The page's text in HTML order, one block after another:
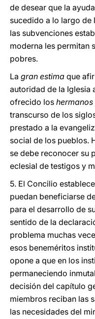
de desear que la
sucedido a lo largo de
las subvenciones
moderna les permitan
pobres.
La gran estima que
autoridad de la Iglesia
ofrecido los hermanos
transcurso de los
prestado a la
social de los pueblos.
se debe reconocer su
eclesial de testigos y
5. El Concilio
puedan beneficiarse
para el desarrollo de
sentido de la
problema muchas
esos beneméritos
opone a que en los
permaneciendo
decisión del capítulo
miembros reciban las
las necesidades del